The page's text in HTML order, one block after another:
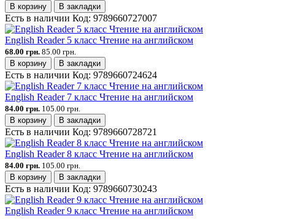
В корзину
В закладки
Есть в наличии Код: 9789660727007
English Reader 5 класс Чтение на английском
68.00 грн. 85.00 грн.
В корзину
В закладки
Есть в наличии Код: 9789660724624
English Reader 7 класс Чтение на английском
84.00 грн. 105.00 грн.
В корзину
В закладки
Есть в наличии Код: 9789660728721
English Reader 8 класс Чтение на английском
84.00 грн. 105.00 грн.
В корзину
В закладки
Есть в наличии Код: 9789660730243
English Reader 9 класс Чтение на английском